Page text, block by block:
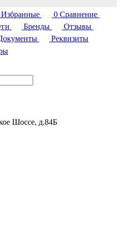
Избранные 0 Сравнение
Бренды
Отзывы
Реквизиты
Шоссе, д.84Б